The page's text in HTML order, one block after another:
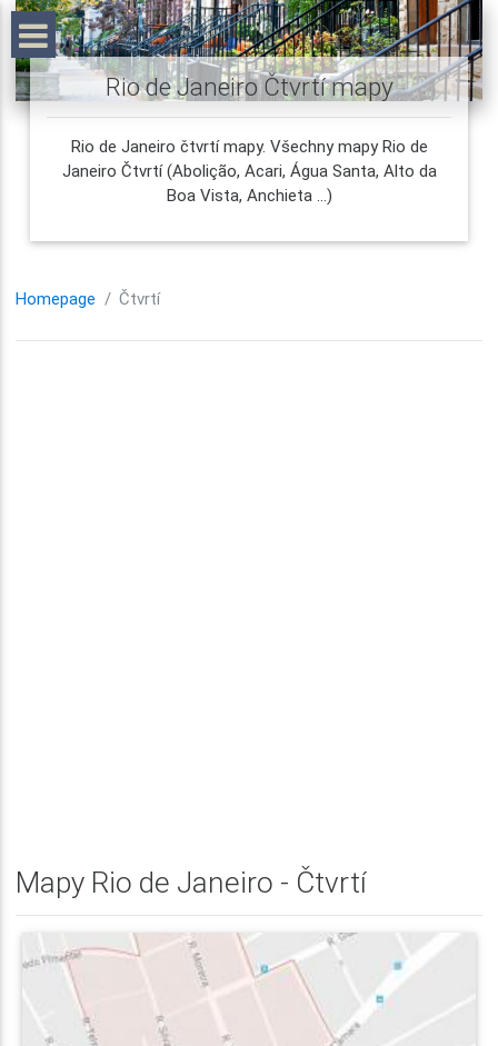
Rio de Janeiro Čtvrtí mapy
Rio de Janeiro čtvrtí mapy. Všechny mapy Rio de
Janeiro Čtvrtí (Abolição, Acari, Água Santa, Alto da
Boa Vista, Anchieta ...)
Homepage Čtvrtí
Mapy Rio de Janeiro - Čtvrtí